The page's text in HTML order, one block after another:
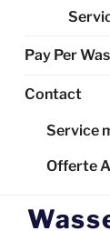
Pay Per
Contact
Service
Offerte